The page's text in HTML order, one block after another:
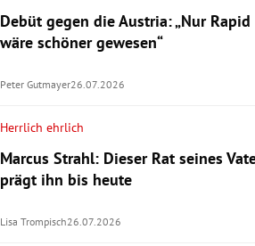
Debüt gegen die Austria: „Nur Rapid
wäre schöner gewesen“
Peter Gutmayer26.07.2026
Herrlich ehrlich
Marcus Strahl: Dieser Rat seines
prägt ihn bis heute
Lisa Trompisch26.07.2026